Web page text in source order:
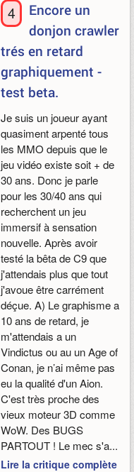
4
Encore un
donjon crawler
trés en retard
graphiquement -
test beta.
Je suis un joueur ayant
quasiment arpenté tous
les MMO depuis que le
jeu vidéo existe soit + de
30 ans. Donc je parle
pour les 30/40 ans qui
recherchent un jeu
immersif à sensation
nouvelle. Après avoir
testé la bêta de C9 que
j'attendais plus que tout
j'avoue être carrément
déçue. A) Le graphisme a
10 ans de retard, je
m'attendais a un
Vindictus ou au un Age of
Conan, je n’ai même pas
eu la qualité d'un Aion.
C'est très proche des
vieux moteur 3D comme
WoW. Des BUGS
PARTOUT ! Le mec s'a...
Lire la critique complète